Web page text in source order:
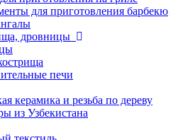
для приготовления барбекю
дровницы
печи
керамика и резьба по дереву
из Узбекистана